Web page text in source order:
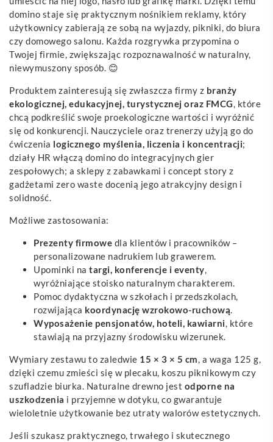
domino staje się praktycznym nośnikiem reklamy, który
użytkownicy zabierają ze sobą na wyjazdy, pikniki, do biura
czy domowego salonu. Każda rozgrywka przypomina o
Twojej firmie, zwiększając rozpoznawalność w naturalny,
niewymuszony sposób. 😊
Produktem zainteresują się zwłaszcza firmy z branży
ekologicznej, edukacyjnej, turystycznej oraz FMCG, które
chcą podkreślić swoje proekologiczne wartości i wyróżnić
się od konkurencji. Nauczyciele oraz trenerzy użyją go do
ćwiczenia logicznego myślenia, liczenia i koncentracji;
działy HR włączą domino do integracyjnych gier
zespołowych; a sklepy z zabawkami i concept story z
gadżetami zero waste docenią jego atrakcyjny design i
solidność.
Możliwe zastosowania:
Prezenty firmowe dla klientów i pracowników –
personalizowane nadrukiem lub grawerem.
Upominki na targi, konferencje i eventy,
wyróżniające stoisko naturalnym charakterem.
Pomoc dydaktyczna w szkołach i przedszkolach,
rozwijająca koordynację wzrokowo-ruchową.
Wyposażenie pensjonatów, hoteli, kawiarni, które
stawiają na przyjazny środowisku wizerunek.
Wymiary zestawu to zaledwie 15 × 3 × 5 cm, a waga 125 g,
dzięki czemu zmieści się w plecaku, koszu piknikowym czy
szufladzie biurka. Naturalne drewno jest odporne na
uszkodzenia i przyjemne w dotyku, co gwarantuje
wieloletnie użytkowanie bez utraty walorów estetycznych.
Jeśli szukasz praktycznego, trwałego i skutecznego